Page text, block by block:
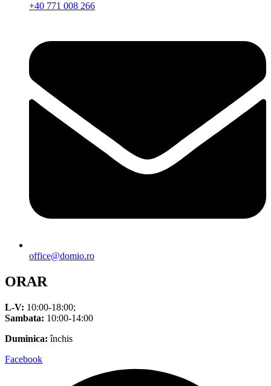
+40 771 008 266
office@domio.ro
ORAR
L-V: 10:00-18:00;
Sambata: 10:00-14:00
Duminica: închis
Facebook